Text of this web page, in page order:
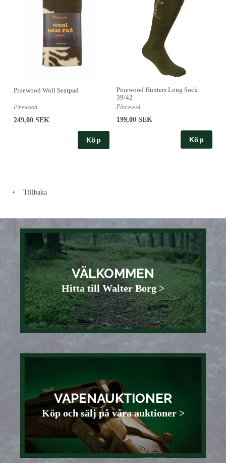
Pinewood Woll Seatpad
Pinewood
249,00 SEK
Köp
Pinewood Hunters Long Sock
39/42
Pinewood
199,00 SEK
Köp
Tillbaka
VÄLKOMMEN
Hitta till Walter Borg >
VAPENAUKTIONER
Köp och sälj på våra auktioner >